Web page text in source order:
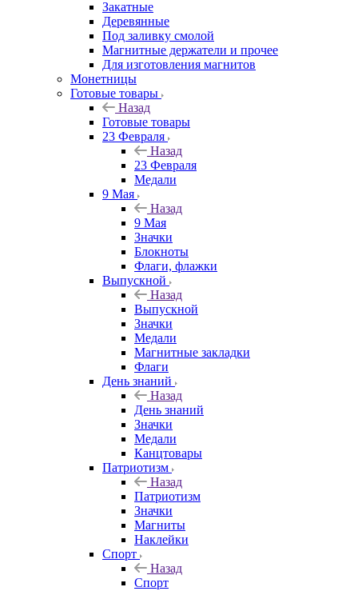
Закатные
Деревянные
Под заливку смолой
Магнитные держатели и прочее
Для изготовления магнитов
Монетницы
Готовые товары
Назад
Готовые товары
23 Февраля
Назад
23 Февраля
Медали
9 Мая
Назад
9 Мая
Значки
Блокноты
Флаги, флажки
Выпускной
Назад
Выпускной
Значки
Медали
Магнитные закладки
Флаги
День знаний
Назад
День знаний
Значки
Медали
Канцтовары
Патриотизм
Назад
Патриотизм
Значки
Магниты
Наклейки
Спорт
Назад
Спорт